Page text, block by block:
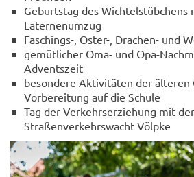
Geburtstag des Wichtelstübchens
Laternenumzug
Faschings-, Oster-, Drachen- und
gemütlicher Oma- und Opa-
Adventszeit
besondere Aktivitäten der älteren
Vorbereitung auf die Schule
Tag der Verkehrserziehung mit der
Straßenverkehrswacht Völpke